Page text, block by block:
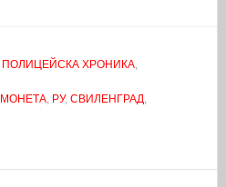
ПОЛИЦЕЙСКА ХРОНИКА,
МОНЕТА, РУ, СВИЛЕНГРАД,